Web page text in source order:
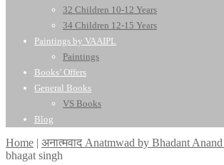
32 Children 10-12 Years
34 Children 12-15 Years
Paintings by VAAIPL
Paintings
Books’ Offers
General Books
VS Books
Blog
Home | अनात्मवाद Anatmwad by Bhadant
bhagat singh